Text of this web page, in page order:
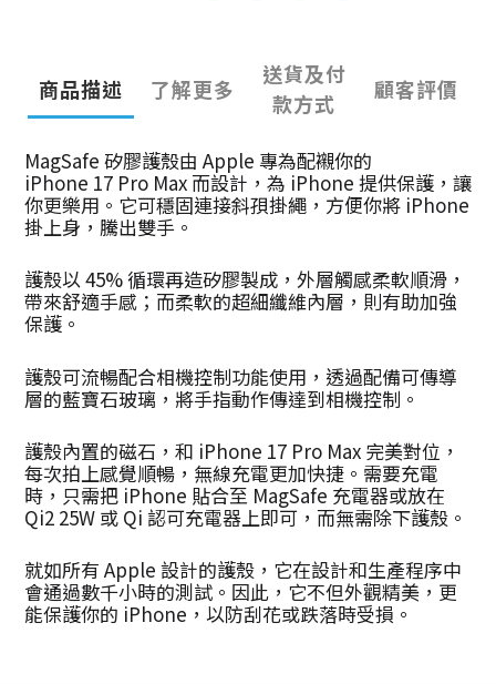
商品描述 了解更多
送貨及付
款方式
顧客評價
MagSafe 矽膠護殼由 Apple 專為配襯你的
iPhone 17 Pro Max 而設計，為 iPhone 提供保護，讓
你更樂用。它可穩固連接斜孭掛繩，方便你將 iPhone
掛上身，騰出雙手。
護殼以 45% 循環再造矽膠製成，外層觸感柔軟順滑，
帶來舒適手感；而柔軟的超細纖維內層，則有助加強
保護。
護殼可流暢配合相機控制功能使用，透過配備可傳導
層的藍寶石玻璃，將手指動作傳達到相機控制。
護殼內置的磁石，和 iPhone 17 Pro Max 完美對位，
每次拍上感覺順暢，無線充電更加快捷。需要充電
時，只需把 iPhone 貼合至 MagSafe 充電器或放在
Qi2 25W 或 Qi 認可充電器上即可，而無需除下護殼。
就如所有 Apple 設計的護殼，它在設計和生產程序中
會通過數千小時的測試。因此，它不但外觀精美，更
能保護你的 iPhone，以防刮花或跌落時受損。